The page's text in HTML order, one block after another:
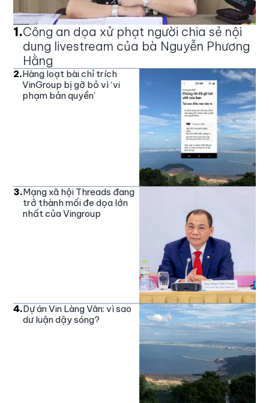
1.Công an dọa xử phạt người chia sẻ nội
dung livestream của bà Nguyễn Phương
Hằng
2.Hàng loạt bài chỉ trích
VinGroup bị gỡ bỏ vì ‘vi
phạm bản quyền’
3.Mạng xã hội Threads đang
trở thành mối đe dọa lớn
nhất của Vingroup
4.Dự án Vin Làng Vân: vì sao
dư luận dậy sóng?